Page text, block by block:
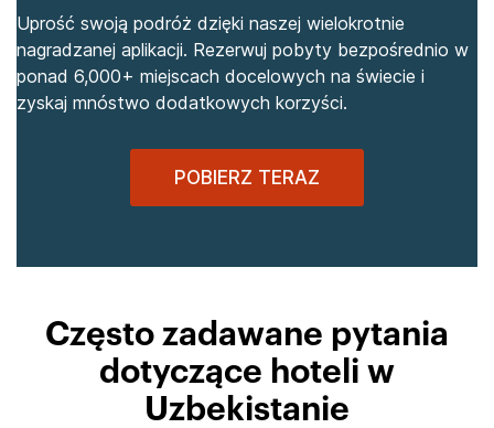
Uprość swoją podróż dzięki naszej wielokrotnie
nagradzanej aplikacji. Rezerwuj pobyty bezpośrednio w
ponad 6,000+ miejscach docelowych na świecie i
zyskaj mnóstwo dodatkowych korzyści.
POBIERZ TERAZ
Często zadawane pytania
dotyczące hoteli w
Uzbekistanie